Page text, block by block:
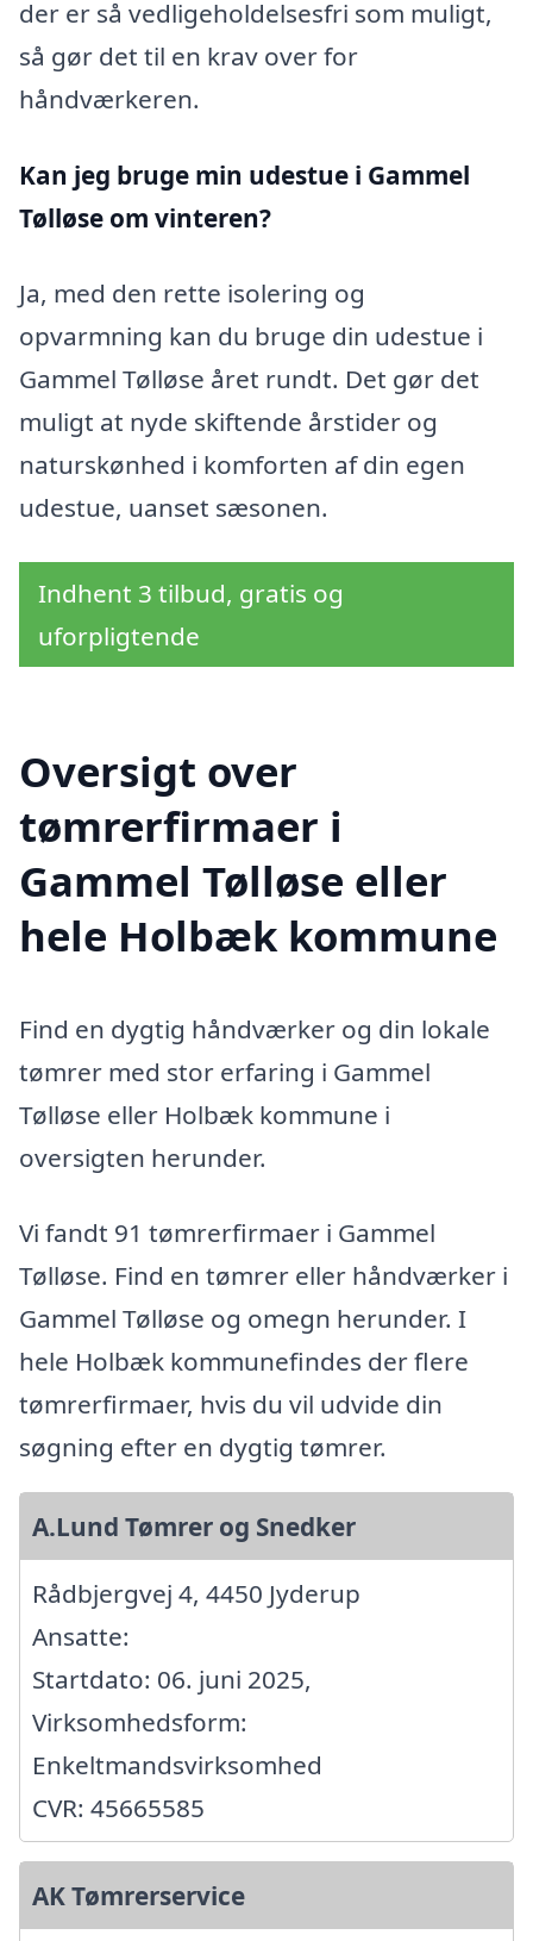
der er så vedligeholdelsesfri som muligt,
så gør det til en krav over for
håndværkeren.
Kan jeg bruge min udestue i Gammel
Tølløse om vinteren?
Ja, med den rette isolering og
opvarmning kan du bruge din udestue i
Gammel Tølløse året rundt. Det gør det
muligt at nyde skiftende årstider og
naturskønhed i komforten af din egen
udestue, uanset sæsonen.
Indhent 3 tilbud, gratis og
uforpligtende
Oversigt over
tømrerfirmaer i
Gammel Tølløse eller
hele Holbæk kommune
Find en dygtig håndværker og din lokale
tømrer med stor erfaring i Gammel
Tølløse eller Holbæk kommune i
oversigten herunder.
Vi fandt 91 tømrerfirmaer i Gammel
Tølløse. Find en tømrer eller håndværker i
Gammel Tølløse og omegn herunder. I
hele Holbæk kommunefindes der flere
tømrerfirmaer, hvis du vil udvide din
søgning efter en dygtig tømrer.
A.Lund Tømrer og Snedker
Rådbjergvej 4, 4450 Jyderup
Ansatte:
Startdato: 06. juni 2025,
Virksomhedsform:
Enkeltmandsvirksomhed
CVR: 45665585
AK Tømrerservice